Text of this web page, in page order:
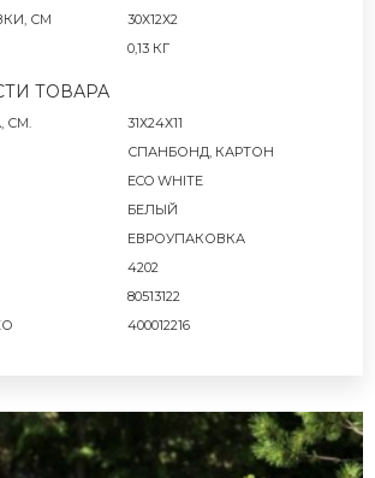
СМ
30Х12Х2
0,13 КГ
ТОВАРА
СМ.
31Х24Х11
СПАНБОНД, КАРТОН
ECO WHITE
БЕЛЫЙ
ЕВРОУПАКОВКА
4202
80513122
400012216